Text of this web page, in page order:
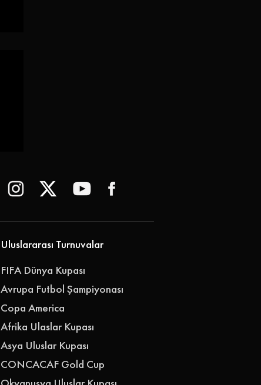
Uluslararası Turnuvalar
FIFA Dünya Kupası
Avrupa Futbol Şampiyonası
Copa America
Afrika Ulaslar Kupası
Asya Uluslar Kupası
CONCACAF Gold Cup